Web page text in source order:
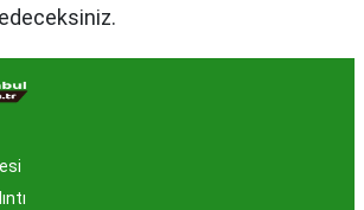
İstanbul'da
kültür mirasıyla öne çıkan bir
birlikte, geleneksel lezzetlerle de